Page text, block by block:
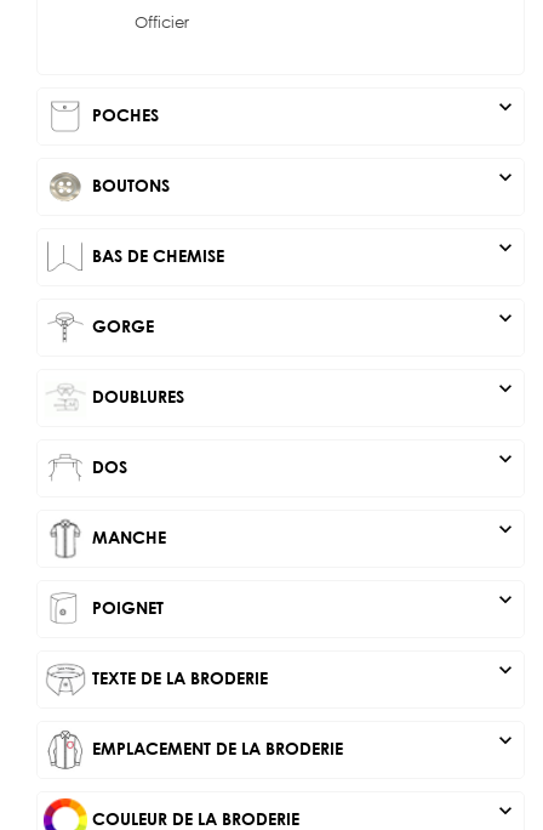
Officier
POCHES expand_more
BOUTONS expand_more
BAS DE CHEMISE expand_more
GORGE expand_more
DOUBLURES expand_more
DOS expand_more
MANCHE expand_more
POIGNET expand_more
TEXTE DE LA BRODERIE expand_more
EMPLACEMENT DE LA BRODERIE expand_more
COULEUR DE LA BRODERIE expand_more